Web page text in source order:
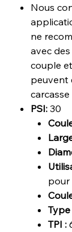
Nous
ne
avec
couple
peuvent
PSI: 30
pour
TPI :